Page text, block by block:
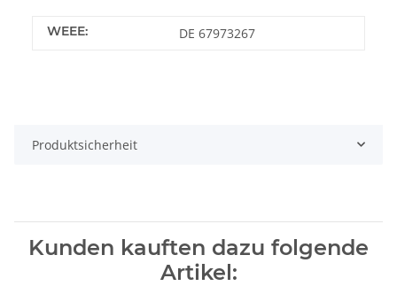
WEEE: DE 67973267
Produktsicherheit
Kunden kauften dazu folgende
Artikel: